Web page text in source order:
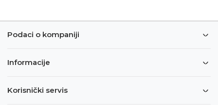
Podaci o kompaniji
Informacije
Korisnički servis